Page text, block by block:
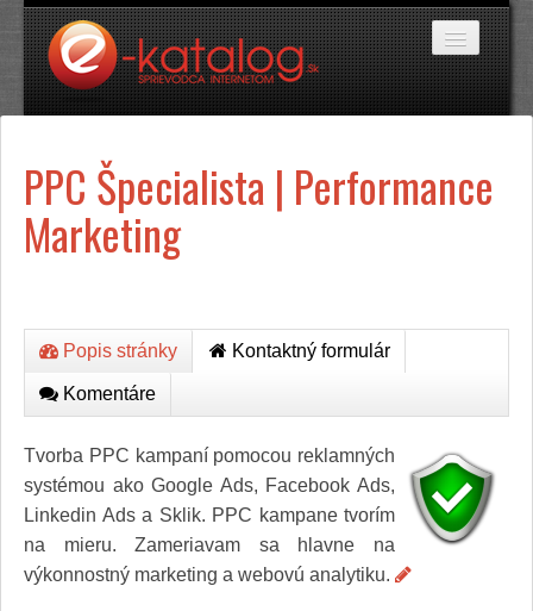
Domáce potreby
Doprava a cestovanie
Ekológia
Financie a trh
Kancelárske potreby
Kozmetika a kaderníctvo
Kultúra a umenie
Literatúra a tlač
Obchodná činnosť
Oblečenie a módne doplnky
Priemysel
Servis
Služby
Spoločnosť
PPC Špecialista | Performance
Marketing
Popis stránky Kontaktný formulár
Komentáre
Tvorba PPC kampaní pomocou reklamných
systémou ako Google Ads, Facebook Ads,
Linkedin Ads a Sklik. PPC kampane tvorím
na mieru. Zameriavam sa hlavne na
výkonnostný marketing a webovú analytiku.